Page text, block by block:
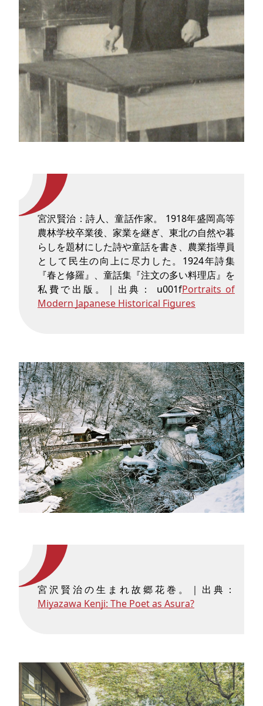
宮沢賢治：詩人、童話作家。 1918年盛岡高等
農林学校卒業後、家業を継ぎ、東北の自然や暮
らしを題材にした詩や童話を書き、農業指導員
として民生の向上に尽力した。1924年詩集
『春と修羅』、童話集『注文の多い料理店』を
私費で出版。｜出典： u001fPortraits of
Modern Japanese Historical Figures
宮沢賢治の生まれ故郷花巻。｜出典：
Miyazawa Kenji: The Poet as Asura?